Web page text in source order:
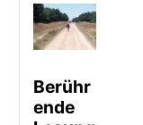
Berühr
ende